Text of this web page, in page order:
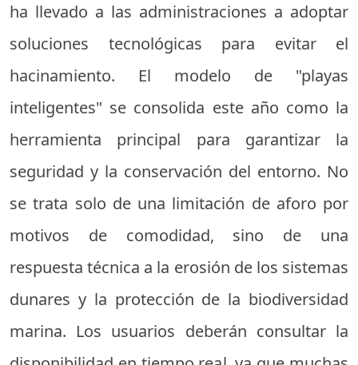
ha llevado a las administraciones a adoptar
soluciones tecnológicas para evitar el
hacinamiento. El modelo de "playas
inteligentes" se consolida este año como la
herramienta principal para garantizar la
seguridad y la conservación del entorno. No
se trata solo de una limitación de aforo por
motivos de comodidad, sino de una
respuesta técnica a la erosión de los sistemas
dunares y la protección de la biodiversidad
marina. Los usuarios deberán consultar la